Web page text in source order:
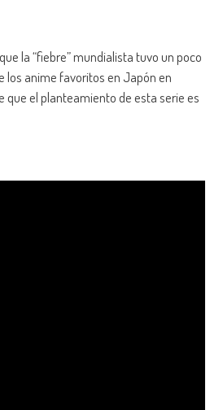
la “fiebre” mundialista tuvo un poco
los anime favoritos en Japón en
que el planteamiento de esta serie es